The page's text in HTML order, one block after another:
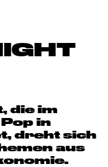
die im
in
dreht sich
aus